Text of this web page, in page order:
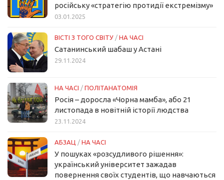
російську «стратегію протидії екстремізму»
03.01.2025
ВІСТІ З ТОГО СВІТУ / НА ЧАСІ
Сатанинський шабаш у Астані
29.11.2024
НА ЧАСІ / ПОЛІТАНАТОМІЯ
Росія – доросла «Чорна мамба», або 21
листопада в новітній історії людства
23.11.2024
АБЗАЦ / НА ЧАСІ
У пошуках «розсудливого рішення»:
український університет зажадав
повернення своїх студентів, що навчаються